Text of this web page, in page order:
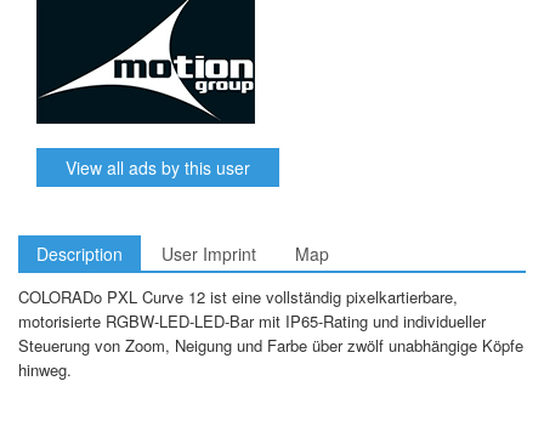
View all ads by this user
Description User Imprint Map
COLORADo PXL Curve 12 ist eine vollständig pixelkartierbare,
motorisierte RGBW-LED-LED-Bar mit IP65-Rating und individueller
Steuerung von Zoom, Neigung und Farbe über zwölf unabhängige Köpfe
hinweg.